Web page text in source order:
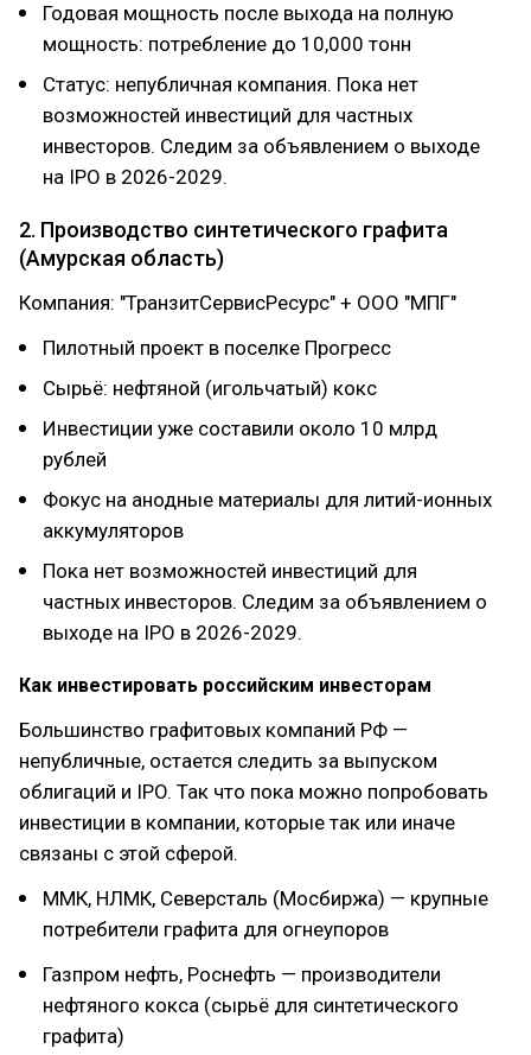
Годовая мощность после выхода на полную
мощность: потребление до 10,000 тонн
Статус: непубличная компания. Пока нет
возможностей инвестиций для частных
инвесторов. Следим за объявлением о выходе
на IPO в 2026-2029.
2. Производство синтетического графита
(Амурская область)
Компания: "ТранзитСервисРесурс" + ООО "МПГ"
Пилотный проект в поселке Прогресс
Сырьё: нефтяной (игольчатый) кокс
Инвестиции уже составили около 10 млрд
рублей
Фокус на анодные материалы для литий-ионных
аккумуляторов
Пока нет возможностей инвестиций для
частных инвесторов. Следим за объявлением о
выходе на IPO в 2026-2029.
Как инвестировать российским инвесторам
Большинство графитовых компаний РФ —
непубличные, остается следить за выпуском
облигаций и IPO. Так что пока можно попробовать
инвестиции в компании, которые так или иначе
связаны с этой сферой.
ММК, НЛМК, Северсталь (Мосбиржа) — крупные
потребители графита для огнеупоров
Газпром нефть, Роснефть — производители
нефтяного кокса (сырьё для синтетического
графита)